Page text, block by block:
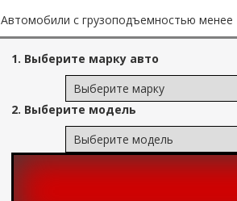
Автомобили с грузоподъемностью менее
1. Выберите марку авто
2. Выберите модель